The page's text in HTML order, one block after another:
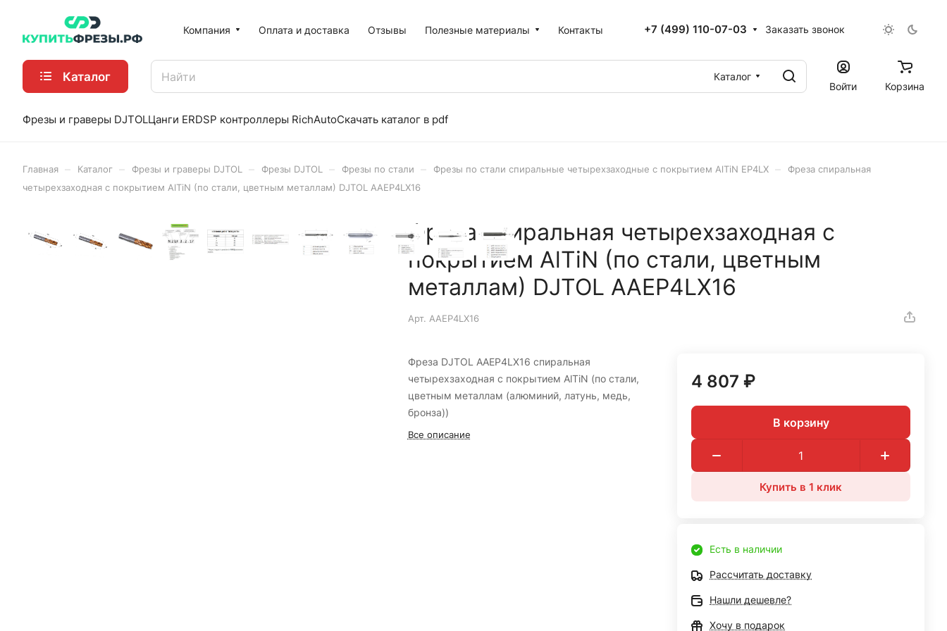
Компания Оплата и доставка Отзывы Полезные материалы Контакты +7 (499) 110-07-03 Заказать звонок
Каталог
Каталог
Войти
Корзина
Фрезы и граверы DJTOLЦанги ERDSP контроллеры RichAutoСкачать каталог в pdf
Главная Каталог Фрезы и граверы DJTOL Фрезы DJTOL Фрезы по стали Фрезы по стали спиральные четырехзаходные с покрытием AlTiN EP4LX
Фреза спиральная
четырехзаходная с покрытием AlTiN (по стали, цветным металлам) DJTOL AAEP4LX16
Фреза спиральная четырехзаходная с
покрытием AlTiN (по стали, цветным
металлам) DJTOL AAEP4LX16
Арт. AAEP4LX16
Фреза DJTOL AAEP4LX16 спиральная
четырехзаходная с покрытием AlTiN (по стали,
цветным металлам (алюминий, латунь, медь,
бронза))
Все описание
4 807 ₽
В корзину
Купить в 1 клик
Есть в наличии
Рассчитать доставку
Нашли дешевле?
Хочу в подарок